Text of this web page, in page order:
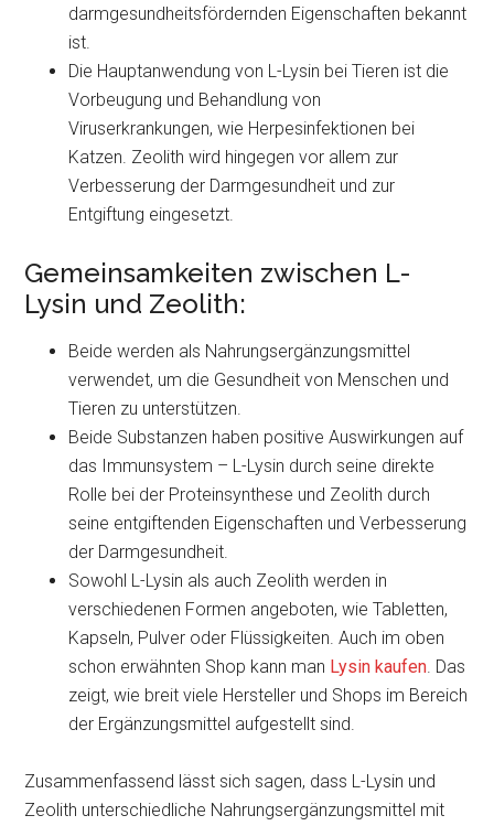
darmgesundheitsfördernden Eigenschaften bekannt
ist.
Die Hauptanwendung von L-Lysin bei Tieren ist die
Vorbeugung und Behandlung von
Viruserkrankungen, wie Herpesinfektionen bei
Katzen. Zeolith wird hingegen vor allem zur
Verbesserung der Darmgesundheit und zur
Entgiftung eingesetzt.
Gemeinsamkeiten zwischen L-
Lysin und Zeolith:
Beide werden als Nahrungsergänzungsmittel
verwendet, um die Gesundheit von Menschen und
Tieren zu unterstützen.
Beide Substanzen haben positive Auswirkungen auf
das Immunsystem – L-Lysin durch seine direkte
Rolle bei der Proteinsynthese und Zeolith durch
seine entgiftenden Eigenschaften und Verbesserung
der Darmgesundheit.
Sowohl L-Lysin als auch Zeolith werden in
verschiedenen Formen angeboten, wie Tabletten,
Kapseln, Pulver oder Flüssigkeiten. Auch im oben
schon erwähnten Shop kann man Lysin kaufen. Das
zeigt, wie breit viele Hersteller und Shops im Bereich
der Ergänzungsmittel aufgestellt sind.
Zusammenfassend lässt sich sagen, dass L-Lysin und
Zeolith unterschiedliche Nahrungsergänzungsmittel mit